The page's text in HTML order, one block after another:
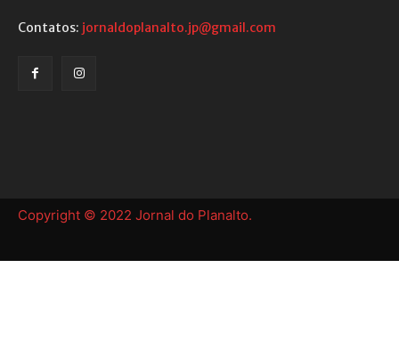
Contatos: jornaldoplanalto.jp@gmail.com
Copyright © 2022 Jornal do Planalto.